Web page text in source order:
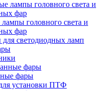
головного света и
фар
светодиодных ламп
фары
установки ПТФ